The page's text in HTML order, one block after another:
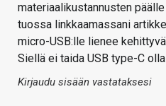
materiaalikustannusten
tuossa linkkaamassani
micro-USB:lle lienee
Siellä ei taida USB type-C
Kirjaudu sisään vastataksesi